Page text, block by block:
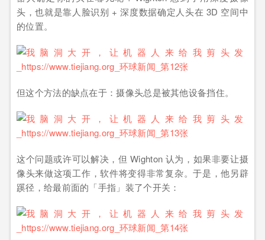
头，也就是靠人脸识别 + 深度数据确定人头在 3D 空间中
的位置。
‍但这个方法的缺点在于：摄像头总是被其他设备挡住。
这个问题或许可以解决，但 Wighton 认为，如果非要让摄
像头来做这项工作，软件将变得非常复杂。于是，他另辟
蹊径，给最前面的「手指」装了个开关：